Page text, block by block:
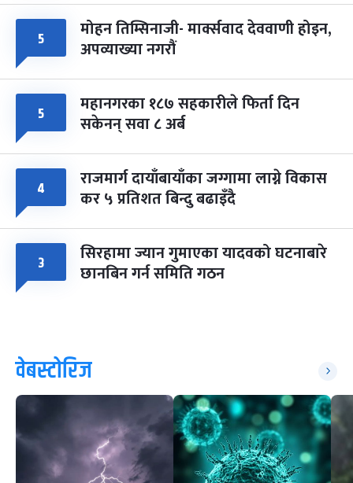
५ मोहन तिम्सिनाजी- मार्क्सवाद देववाणी होइन,
अपव्याख्या नगरौं
५ महानगरका १८७ सहकारीले फिर्ता दिन
सकेनन् सवा ८ अर्ब
४ राजमार्ग दायाँबायाँका जग्गामा लाग्ने विकास
कर ५ प्रतिशत बिन्दु बढाइँदै
३ सिरहामा ज्यान गुमाएका यादवको घटनाबारे
छानबिन गर्न समिति गठन
वेबस्टोरिज